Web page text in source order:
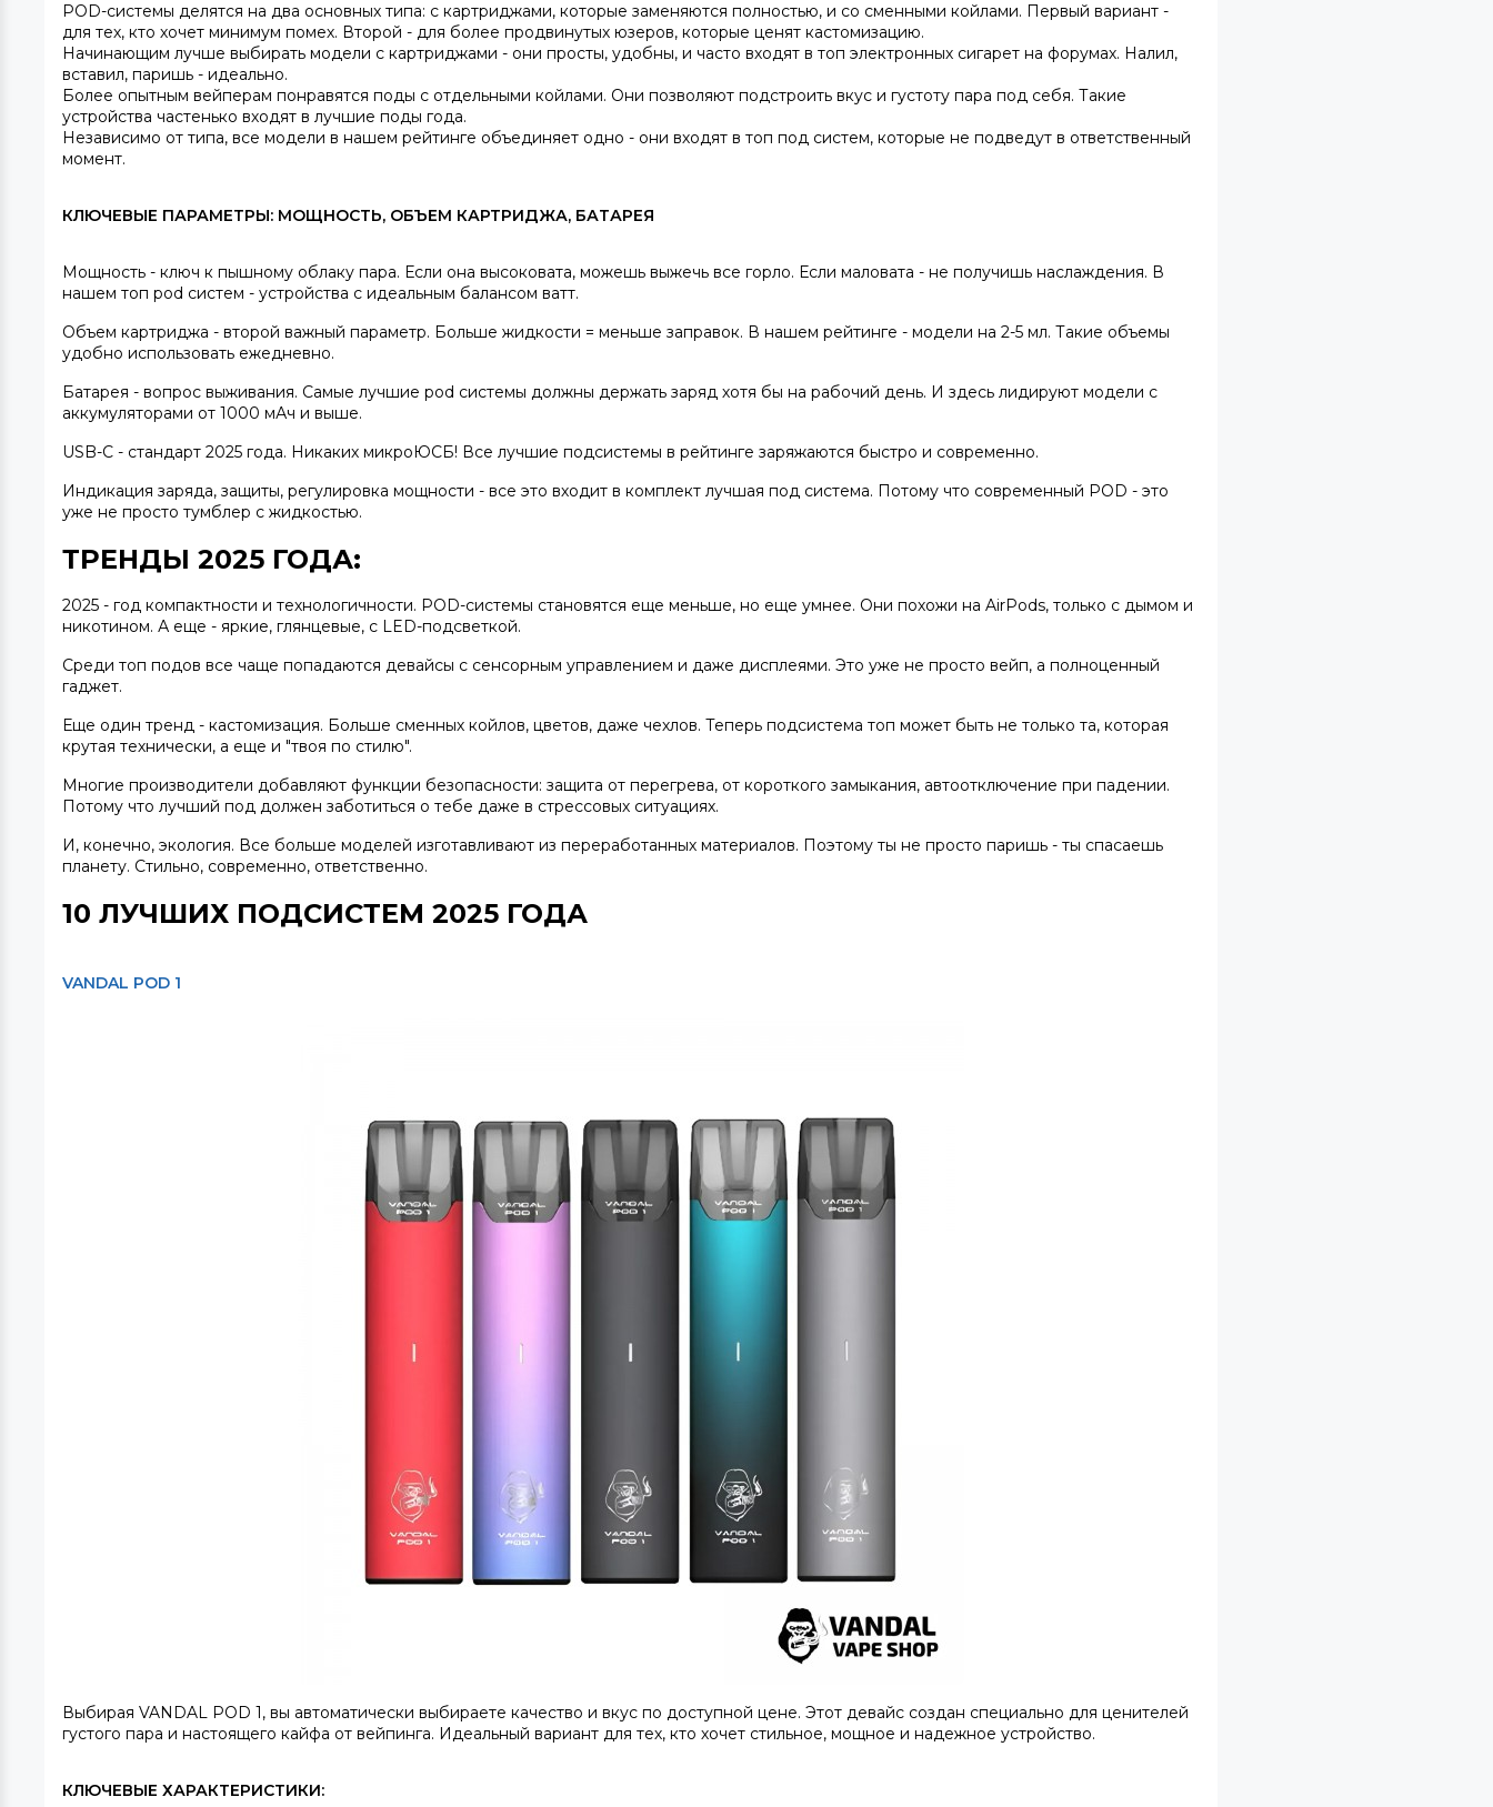
POD-системы делятся на два основных типа: с картриджами, которые заменяются полностью, и со сменными койлами. Первый вариант -
для тех, кто хочет минимум помех. Второй - для более продвинутых юзеров, которые ценят кастомизацию.
Начинающим лучше выбирать модели с картриджами - они просты, удобны, и часто входят в топ электронных сигарет на форумах. Налил,
вставил, паришь - идеально.
Более опытным вейперам понравятся поды с отдельными койлами. Они позволяют подстроить вкус и густоту пара под себя. Такие
устройства частенько входят в лучшие поды года.
Независимо от типа, все модели в нашем рейтинге объединяет одно - они входят в топ под систем, которые не подведут в ответственный
момент.
КЛЮЧЕВЫЕ ПАРАМЕТРЫ: МОЩНОСТЬ, ОБЪЕМ КАРТРИДЖА, БАТАРЕЯ
Мощность - ключ к пышному облаку пара. Если она высоковата, можешь выжечь все горло. Если маловата - не получишь наслаждения. В
нашем топ pod систем - устройства с идеальным балансом ватт.
Объем картриджа - второй важный параметр. Больше жидкости = меньше заправок. В нашем рейтинге - модели на 2-5 мл. Такие объемы
удобно использовать ежедневно.
Батарея - вопрос выживания. Самые лучшие pod системы должны держать заряд хотя бы на рабочий день. И здесь лидируют модели с
аккумуляторами от 1000 мАч и выше.
USB-C - стандарт 2025 года. Никаких микроЮСБ! Все лучшие подсистемы в рейтинге заряжаются быстро и современно.
Индикация заряда, защиты, регулировка мощности - все это входит в комплект лучшая под система. Потому что современный POD - это
уже не просто тумблер с жидкостью.
ТРЕНДЫ 2025 ГОДА:
2025 - год компактности и технологичности. POD-системы становятся еще меньше, но еще умнее. Они похожи на AirPods, только с дымом и
никотином. А еще - яркие, глянцевые, с LED-подсветкой.
Среди топ подов все чаще попадаются девайсы с сенсорным управлением и даже дисплеями. Это уже не просто вейп, а полноценный
гаджет.
Еще один тренд - кастомизация. Больше сменных койлов, цветов, даже чехлов. Теперь подсистема топ может быть не только та, которая
крутая технически, а еще и "твоя по стилю".
Многие производители добавляют функции безопасности: защита от перегрева, от короткого замыкания, автоотключение при падении.
Потому что лучший под должен заботиться о тебе даже в стрессовых ситуациях.
И, конечно, экология. Все больше моделей изготавливают из переработанных материалов. Поэтому ты не просто паришь - ты спасаешь
планету. Стильно, современно, ответственно.
10 ЛУЧШИХ ПОДСИСТЕМ 2025 ГОДА
VANDAL POD 1
Выбирая VANDAL POD 1, вы автоматически выбираете качество и вкус по доступной цене. Этот девайс создан специально для ценителей
густого пара и настоящего кайфа от вейпинга. Идеальный вариант для тех, кто хочет стильное, мощное и надежное устройство.
КЛЮЧЕВЫЕ ХАРАКТЕРИСТИКИ: